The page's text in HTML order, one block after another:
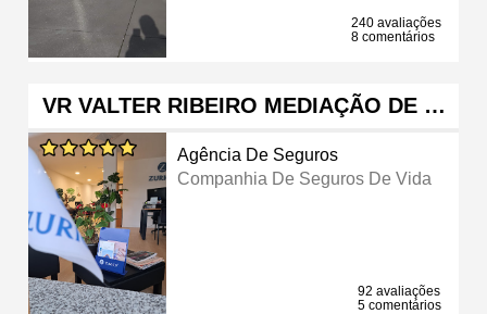
240 avaliações
8 comentários
VR VALTER RIBEIRO MEDIAÇÃO DE …
Agência De Seguros
Companhia De Seguros De Vida
92 avaliações
5 comentários